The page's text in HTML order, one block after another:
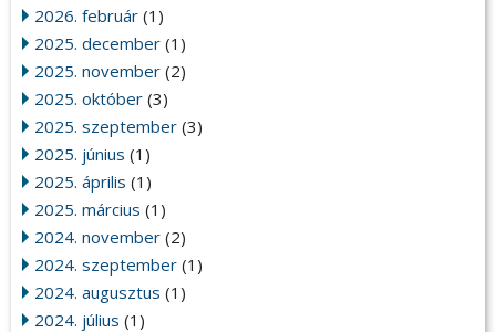
2026. február (1)
2025. december (1)
2025. november (2)
2025. október (3)
2025. szeptember (3)
2025. június (1)
2025. április (1)
2025. március (1)
2024. november (2)
2024. szeptember (1)
2024. augusztus (1)
2024. július (1)